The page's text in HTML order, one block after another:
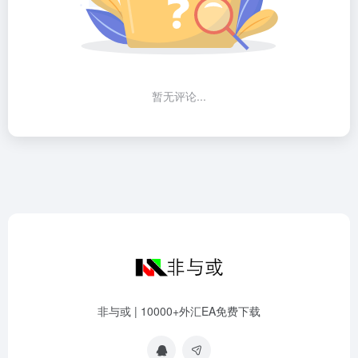
暂无评论...
非与或 | 10000+外汇EA免费下载